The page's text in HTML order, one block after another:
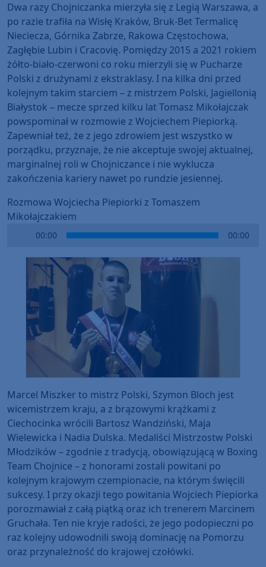
Dwa razy Chojniczanka mierzyła się z Legią Warszawa, a
po razie trafiła na Wisłę Kraków, Bruk-Bet Termalicę
Nieciecza, Górnika Zabrze, Rakowa Częstochowa,
Zagłębie Lubin i Cracovię. Pomiędzy 2015 a 2021 rokiem
żółto-biało-czerwoni co roku mierzyli się w Pucharze
Polski z drużynami z ekstraklasy. I na kilka dni przed
kolejnym takim starciem – z mistrzem Polski, Jagiellonią
Białystok – mecze sprzed kilku lat Tomasz Mikołajczak
powspominał w rozmowie z Wojciechem Piepiorką.
Zapewniał też, że z jego zdrowiem jest wszystko w
porządku, przyznaje, że nie akceptuje swojej aktualnej,
marginalnej roli w Chojniczance i nie wyklucza
zakończenia kariery nawet po rundzie jesiennej.
Rozmowa Wojciecha Piepiorki z Tomaszem
Mikołajczakiem
00:00 00:00
Marcel Miszker to mistrz Polski, Szymon Bloch jest
wicemistrzem kraju, a z brązowymi krążkami z
Ciechocinka wrócili Bartosz Wandziński, Maja
Wielewicka i Nadia Dulska. Medaliści Mistrzostw Polski
Młodzików – zgodnie z tradycją, obowiązującą w Boxing
Team Chojnice – z honorami zostali powitani po
kolejnym krajowym czempionacie, na którym święcili
sukcesy. I przy okazji tego powitania Wojciech Piepiorka
porozmawiał z całą piątką oraz ich trenerem Marcinem
Gruchała. Ten nie kryje radości, że jego podopieczni po
raz kolejny udowodnili swoją dominację na Pomorzu
oraz przynależność do krajowej czołówki.